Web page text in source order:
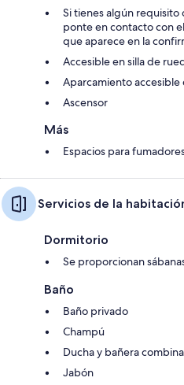
Si tienes algún
ponte en contacto con
que aparece en la
Accesible en silla de
Aparcamiento accesible
Ascensor
Más
Espacios para
Servicios de la
Dormitorio
Se proporcionan
Baño
Baño privado
Champú
Ducha y bañera
Jabón